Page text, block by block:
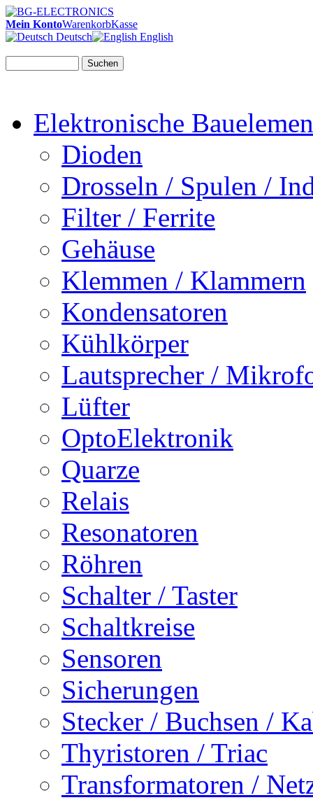
Mein KontoWarenkorbKasse
Deutsch
English
Suchen
Elektronische
Dioden
Drosseln / Spulen /
Filter / Ferrite
Gehäuse
Klemmen / Klammern
Kondensatoren
Kühlkörper
Lautsprecher /
Lüfter
OptoElektronik
Quarze
Relais
Resonatoren
Röhren
Schalter / Taster
Schaltkreise
Sensoren
Sicherungen
Stecker / Buchsen /
Thyristoren / Triac
Transformatoren /